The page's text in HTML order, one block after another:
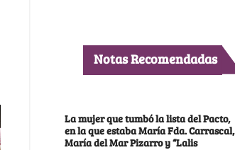
Notas Recomendadas
La mujer que tumbó la lista del Pacto,
en la que estaba María Fda. Carrascal,
María del Mar Pizarro y “Lalis